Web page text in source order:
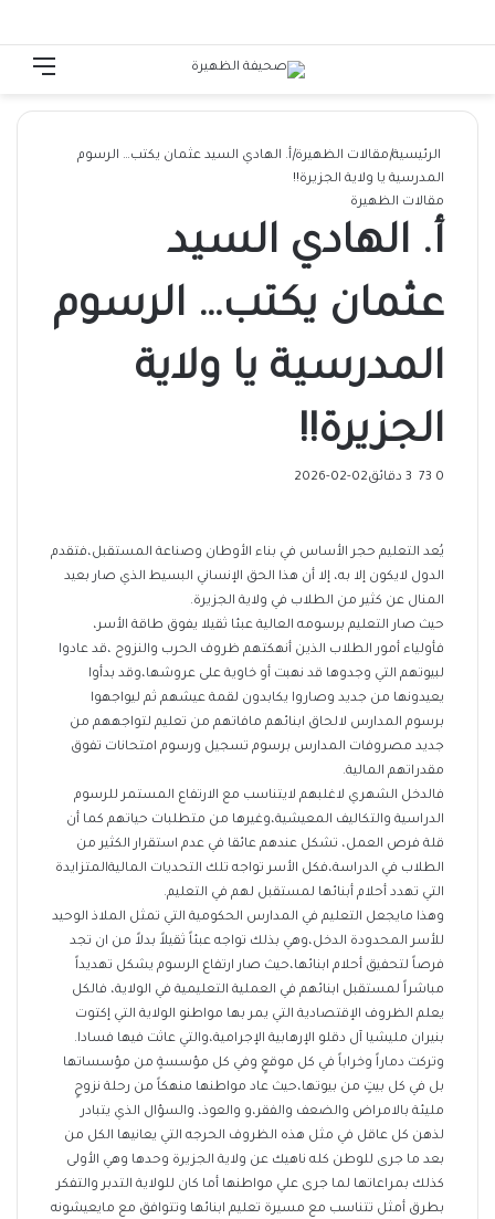
تسجيل الدخول
الرئيسية|مقالات الظهيرة|أ. الهادي السيد عثمان يكتب… الرسوم
المدرسية يا ولاية الجزيرة!!
مقالات الظهيرة
أ. الهادي السيد
عثمان يكتب… الرسوم
المدرسية يا ولاية
الجزيرة!!
2026-02-02 0
يُعد التعليم حجر الأساس في بناء الأوطان وصناعة المستقبل،فتقدم
الدول لايكون إلا به، إلا أن هذا الحق الإنساني البسيط الذي صار بعيد
المنال عن كثير من الطلاب في ولاية الجزيرة.
حيث صار التعليم برسومه العالية عبئا ثقيلا يفوق طاقة الأسر،
فأولياء أمور الطلاب الذين أنهكتهم ظروف الحرب والنزوح ،قد عادوا
لبيوتهم التي وجدوها قد نهبت أو خاوية على عروشها،وقد بدأوا
يعيدونها من جديد وصاروا يكابدون لقمة عيشهم ثم ليواجهوا
برسوم المدارس لالحاق ابنائهم مافاتهم من تعليم لتواجههم من
جديد مصروفات المدارس برسوم تسجيل ورسوم امتحانات تفوق
مقدراتهم المالية.
فالدخل الشهري لاغلبهم لايتناسب مع الارتفاع المستمر للرسوم
الدراسية والتكاليف المعيشية،وغيرها من متطلبات حياتهم كما أن
قلة فرص العمل، تشكل عندهم عائقا في عدم استقرار الكثير من
الطلاب في الدراسة،فكل الأسر تواجه تلك التحديات الماليةالمتزايدة
التي تهدد أحلام أبنائها لمستقبل لهم في التعليم.
وهذا مايجعل التعليم في المدارس الحكومية التي تمثل الملاذ الوحيد
للأسر المحدودة الدخل،وهي بذلك تواجه عبئاً ثقيلاً بدلاً من ان تجد
فرصاً لتحفيق أحلام ابنائها،حيث صار ارتفاع الرسوم يشكل تهديداً
مباشراً لمستقبل ابنائهم في العملية التعليمية في الولاية، فالكل
يعلم الظروف الإقتصادية التي يمر بها مواطنو الولاية التي إكتوت
بنيران مليشيا آل دقلو الإرهابية الإجرامية،والتي عاثت فيها فسادا.
وتركت دماراً وخراباً في كل موقعٍ وفي كل مؤسسةٍ من مؤسساتها
بل في كل بيتٍ من بيوتها،حيث عاد مواطنها منهكاً من رحلة نزوحٍ
مليئة بالامراض والضعف والفقر،و والعوذ، والسؤال الذي يتبادر
لذهن كل عاقل في مثل هذه الظروف الحرجه التي يعانيها الكل من
بعد ما جرى للوطن كله ناهيك عن ولاية الجزيرة وحدها وهي الأولى
كذلك بمراعاتها لما جرى علي مواطنها أما كان للولاية التدبر والتفكر
بطرق أمثل تتناسب مع مسيرة تعليم ابنائها وتتوافق مع مايعيشونه